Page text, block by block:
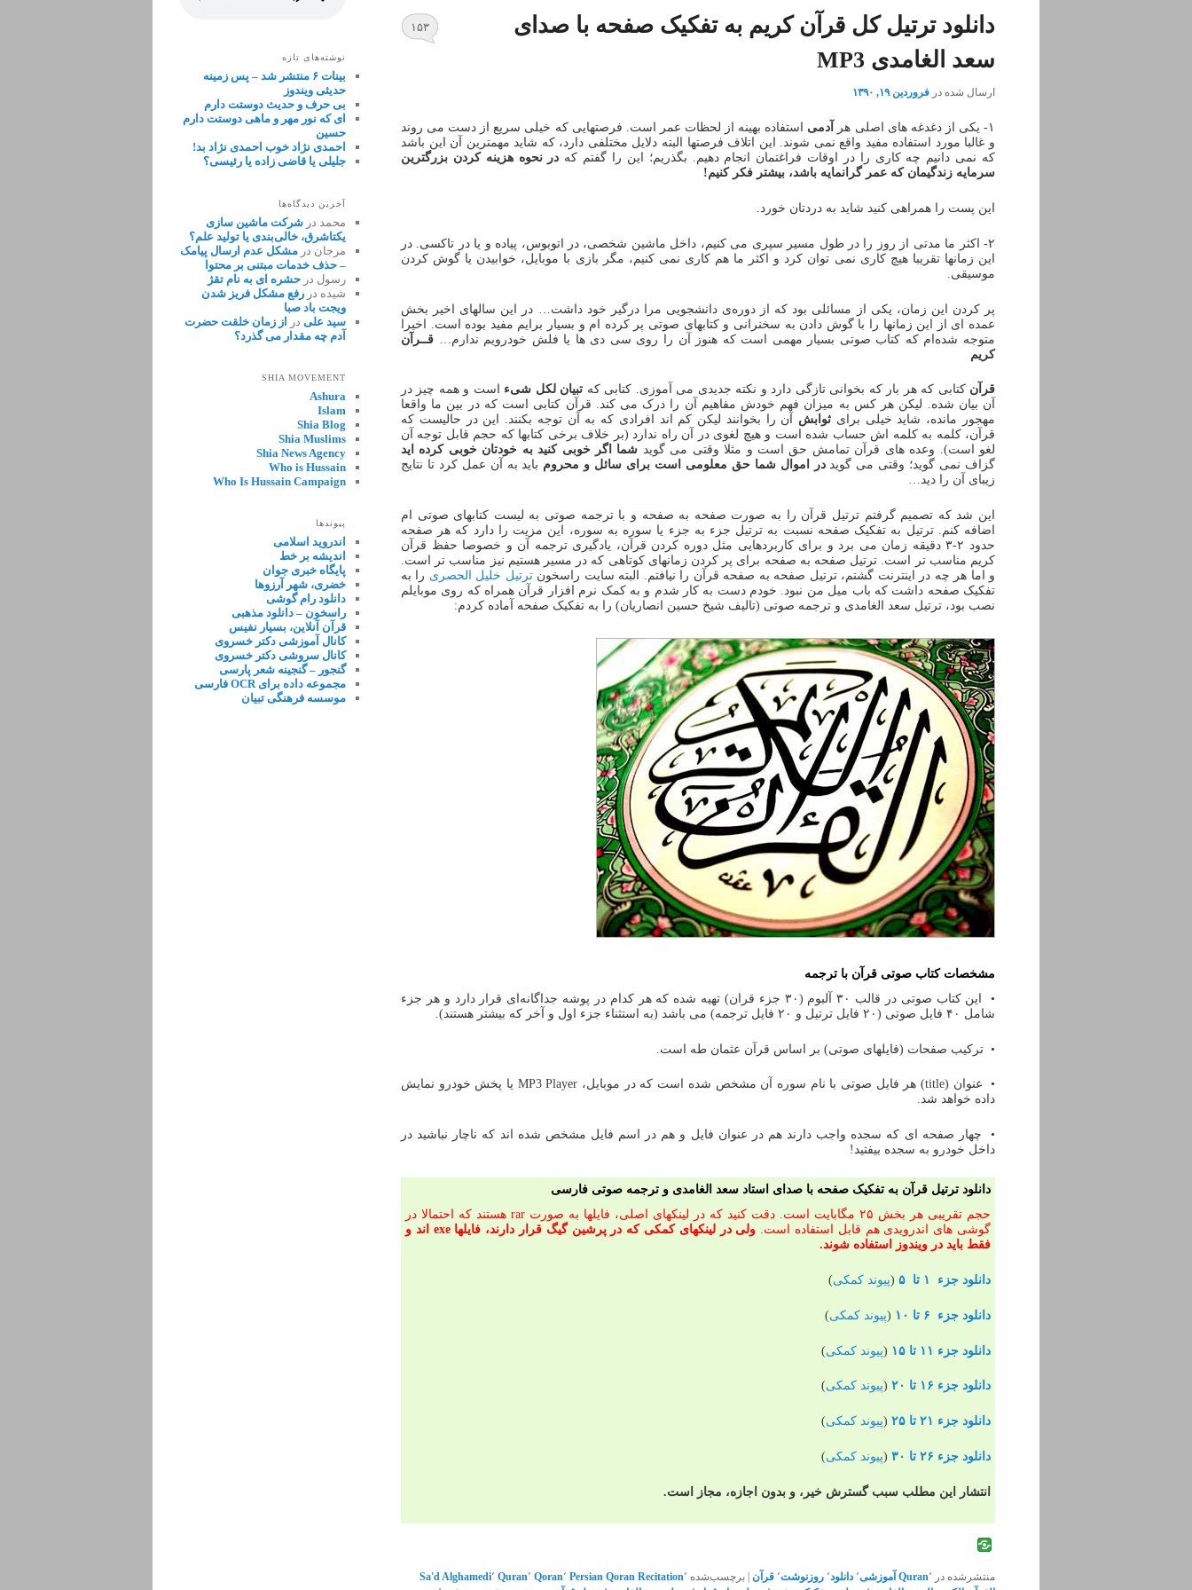
دانلود ترتیل کل قرآن کریم به تفکیک صفحه با صدای
سعد الغامدی MP3
ارسال شده در فروردین ۱۹, ۱۳۹۰
۱۵۳
۱- یکی از دغدغه های اصلی هر آدمی
استفاده بهینه از لحظات عمر است. فرصتهایی که خیلی سریع از دست می روند
و غالبا مورد استفاده مفید واقع نمی شوند. این اتلاف فرصتها البته دلایل مختلفی دارد، که شاید مهمترین آن این باشد
که نمی دانیم چه کاری را در اوقات فراغتمان انجام دهیم. بگذریم؛ این را گفتم که در نحوه هزینه کردن بزرگترین
سرمایه زندگیمان که عمر گرانمایه باشد، بیشتر فکر کنیم!
این پست را همراهی کنید شاید به دردتان خورد.
۲- اکثر ما مدتی از روز را در طول مسیر سپری می کنیم، داخل ماشین شخصی، در اتوبوس، پیاده و یا در تاکسی. در
این زمانها تقریبا هیچ کاری نمی توان کرد و اکثر ما هم کاری نمی کنیم، مگر بازی با موبایل، خوابیدن یا گوش کردن
موسیقی.
پر کردن این زمان، یکی از مسائلی بود که از دوره‌ی دانشجویی مرا درگیر خود داشت… در این سالهای اخیر بخش
عمده ای از این زمانها را با گوش دادن به سخنرانی و کتابهای صوتی پر کرده ام و بسیار برایم مفید بوده است. اخیرا
متوجه شده‌ام که کتاب صوتی بسیار مهمی است که هنوز آن را روی سی دی ها یا فلش خودرویم ندارم… قــرآن
کریم
قرآنکتابی که هر بار که بخوانی تازگی دارد و نکته جدیدی می آموزی. کتابی که تبیان لکل شیء
است و همه چیز در
آن بیان شده. لیکن هر کس به میزان فهم خودش مفاهیم آن را درک می کند. قرآن کتابی است که در بین ما واقعا
مهجور مانده، شاید خیلی برای ثوابش
آن را بخوانند لیکن کم اند افرادی که به آن توجه بکنند. این در حالیست که
قرآن، کلمه به کلمه اش حساب شده است و هیچ لغوی در آن راه ندارد (بر خلاف برخی کتابها که حجم قابل توجه آن
لغو است). وعده های قرآن تمامش حق است و مثلا وقتی می گوید شما اگر خوبی کنید به خودتان خوبی کرده اید
گزاف نمی گوید؛ وقتی می گویددر اموال شما حق معلومی است برای سائل و محروم باید به آن عمل کرد تا نتایج
زیبای آن را دید…
این شد که تصمیم گرفتم ترتیل قرآن را به صورت صفحه به صفحه و با ترجمه صوتی به لیست کتابهای صوتی ام
اضافه کنم. ترتیل به تفکیک صفحه نسبت به ترتیل جزء به جزء یا سوره به سوره، این مزیت را دارد که هر صفحه
حدود ۲-۳ دقیقه زمان می برد و برای کاربردهایی مثل دوره کردن قرآن، یادگیری ترجمه‌ آن و خصوصا حفظ قرآن
کریم مناسب تر است. ترتیل صفحه به صفحه برای پر کردن زمانهای کوتاهی که در مسیر هستیم نیز مناسب تر است.
و اما هر چه در اینترنت گشتم، ترتیل صفحه به صفحه قرآن را نیافتم. البته سایت راسخونترتیل خلیل الحصری را به
تفکیک صفحه داشت که باب میل من نبود. خودم دست به کار شدم و به کمک نرم افزار قرآن همراه که روی موبایلم
نصب بود، ترتیل سعد الغامدی و ترجمه صوتی (تالیف شیخ حسین انصاریان) را به تفکیک صفحه آماده کردم:
مشخصات کتاب صوتی قرآن با ترجمه
• این کتاب صوتی در قالب ۳۰ آلبوم (۳۰ جزء قران) تهیه شده که هر کدام در پوشه جداگانه‌ای قرار دارد و هر جزء
شامل ۴۰ فایل صوتی (۲۰ فایل ترتیل و ۲۰ فایل ترجمه) می باشد (به استثناء جزء اول و آخر که بیشتر هستند).
• ترکیب صفحات (فایلهای صوتی) بر اساس قرآن عثمان طه است.
• عنوان (title) هر فایل صوتی با نام سوره آن مشخص شده است که در موبایل، MP3 Player یا پخش خودرو نمایش
داده خواهد شد.
• چهار صفحه ای که سجده واجب دارند هم در عنوان فایل و هم در اسم فایل مشخص شده اند که ناچار نباشید در
داخل خودرو به سجده بیفتید!
دانلود ترتیل قرآن به تفکیک صفحه با صدای استاد سعد الغامدی و ترجمه صوتی فارسی
حجم تقریبی هر بخش ۲۵ مگابایت است. دقت کنید که در لینکهای اصلی، فایلها به صورت rar هستند که احتمالا در
گوشی های اندرویدی هم قابل استفاده است.
ولی در لینکهای کمکی که در پرشین گیگ قرار دارند، فایلها exe اند و
فقط باید در ویندوز استفاده شوند.
دانلود جزء ۱ تا ۵ (پیوند کمکی)
دانلود جزء ۶ تا ۱۰ (پیوند کمکی)
دانلود جزء ۱۱ تا ۱۵ (پیوند کمکی)
دانلود جزء ۱۶ تا ۲۰ (پیوند کمکی)
دانلود جزء ۲۱ تا ۲۵ (پیوند کمکی)
دانلود جزء ۲۶ تا ۳۰ (پیوند کمکی)
انتشار این مطلب سبب گسترش خیر، و بدون اجازه، مجاز است.
منتشرشده در Quran٬ آموزشی٬ دانلود٬ روزنوشت٬ قرآن برچسب‌شده Persian Qoran Recitation٬ Qoran٬ Quran٬ Sa'd Alghamedi٬
نوشته‌های تازه
بینات ۶ منتشر شد – پس زمینه
حدیثی ویندوز
بی حرف و حدیث دوستت دارم
ای که نور مهر و ماهی دوستت دارم
حسین
احمدی نژاد خوب احمدی نژاد بد!
جلیلی یا قاضی زاده یا رئیسی؟
آخرین دیدگاه‌ها
محمد در شرکت ماشین سازی
یکتاشرق، خالی‌بندی یا تولید علم؟
مرجان در مشکل عدم ارسال پیامک
– حذف خدمات مبتنی بر محتوا
رسول در حشره ای به نام تقژ
شیده در رفع مشکل فریز شدن
ویجت باد صبا
سید علی در از زمان خلقت حضرت
آدم چه مقدار می گذرد؟
SHIA MOVEMENT
Ashura
Islam
Shia Blog
Shia Muslims
Shia News Agency
Who is Hussain
Who Is Hussain Campaign
پیوندها
اندروید اسلامی
اندیشه بر خط
پایگاه خبری جوان
خضری، شهر آرزوها
دانلود رام گوشی
راسخون – دانلود مذهبی
قرآن آنلاین، بسیار نفیس
کانال آموزشی دکتر خسروی
کانال سروشی دکتر خسروی
گنجور – گنجینه شعر پارسی
مجموعه داده برای OCR فارسی
موسسه فرهنگی تبیان